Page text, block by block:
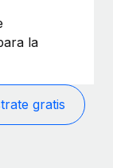
la
gratis